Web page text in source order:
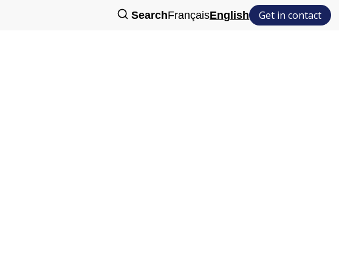
SearchFrançaisEnglish Get in contact